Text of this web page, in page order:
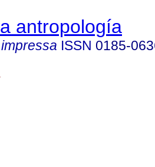
antropología
ISSN 0185-